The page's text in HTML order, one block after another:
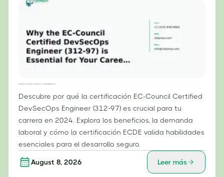
Descubre por qué la certificación EC-Council Certified
DevSecOps Engineer (312-97) es crucial para tu
carrera en 2024. Explora los beneficios, la demanda
laboral y cómo la certificación ECDE valida habilidades
esenciales para el desarrollo seguro.
August 8, 2026 Leer más